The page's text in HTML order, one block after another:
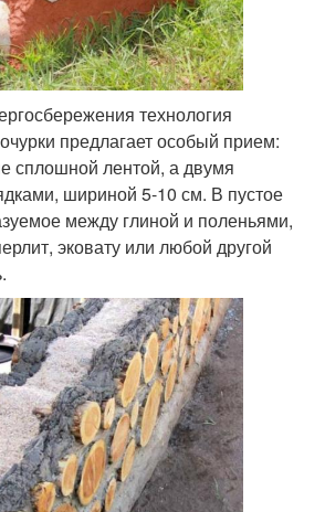
технология
предлагает особый прием:
сплошной лентой, а двумя
шириной 5-10 см. В пустое
между глиной и поленьями,
эковату или любой другой